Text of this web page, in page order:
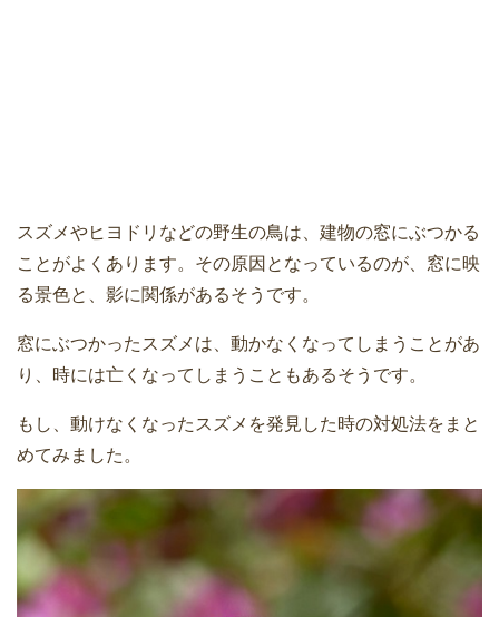
スズメやヒヨドリなどの野生の鳥は、建物の窓にぶつかる
ことがよくあります。その原因となっているのが、窓に映
る景色と、影に関係があるそうです。
窓にぶつかったスズメは、動かなくなってしまうことがあ
り、時には亡くなってしまうこともあるそうです。
もし、動けなくなったスズメを発見した時の対処法をまと
めてみました。